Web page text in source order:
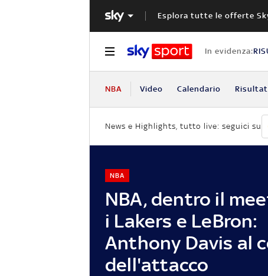
Esplora tutte le offerte
In evidenza:
NBA Video Calendario
News e Highlights, tutto live: seguici su
NBA, dentro il
i Lakers e LeBron:
Anthony Davis al
dell'attacco
NBA